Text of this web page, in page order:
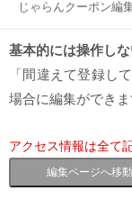
じゃらんクーポン編
基本的には操作しな
「間違えて登録し
場合に編集ができま
アクセス情報は全て
編集ページへ移